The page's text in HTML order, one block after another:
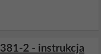
2 - instrukcja